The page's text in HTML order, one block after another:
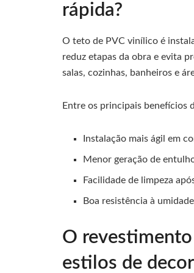
rápida?
O teto de PVC vinílico é
reduz etapas da obra e evita
salas, cozinhas, banheiros e
Entre os principais benefícios
Instalação mais ágil em
Menor geração de
Facilidade de limpeza
Boa resistência à
O
estilos de